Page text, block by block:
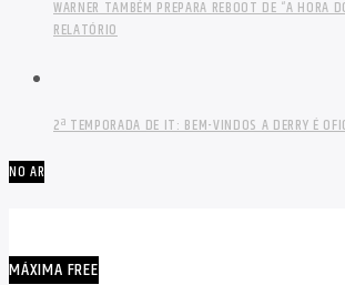
WARNER TAMBÉM PREPARA REBOOT DE “A HORA
RELATÓRIO
2ª TEMPORADA DE IT: BEM-VINDOS A DERRY É
NO AR
MÁXIMA FREE